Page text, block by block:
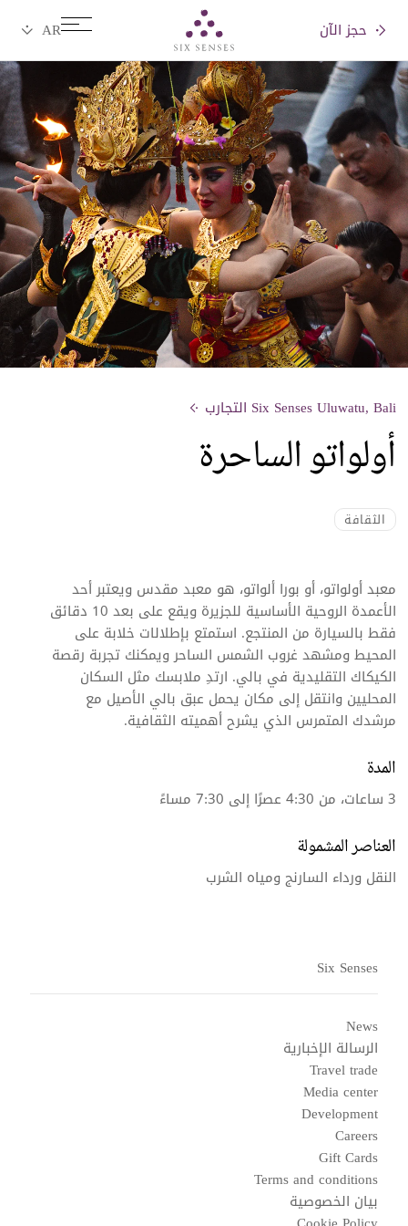
حجز الآن
Six Senses Uluwatu, Bali التجارب
أولواتو الساحرة
الثقافة
معبد أولواتو، أو بورا ألواتو، هو معبد مقدس ويعتبر أحد
الأعمدة الروحية الأساسية للجزيرة ويقع على بعد 10 دقائق
فقط بالسيارة من المنتجع. استمتع بإطلالات خلابة على
المحيط ومشهد غروب الشمس الساحر ويمكنك تجربة رقصة
الكيكاك التقليدية في بالي. ارتدِ ملابسك مثل السكان
المحليين وانتقل إلى مكان يحمل عبق بالي الأصيل مع
مرشدك المتمرس الذي يشرح أهميته الثقافية.
المدة
3 ساعات، من 4:30 عصرًا إلى 7:30 مساءً
العناصر المشمولة
النقل ورداء السارنج ومياه الشرب
Six Senses
News
الرسالة الإخبارية
Travel trade
Media center
Development
Careers
Gift Cards
Terms and conditions
بيان الخصوصية